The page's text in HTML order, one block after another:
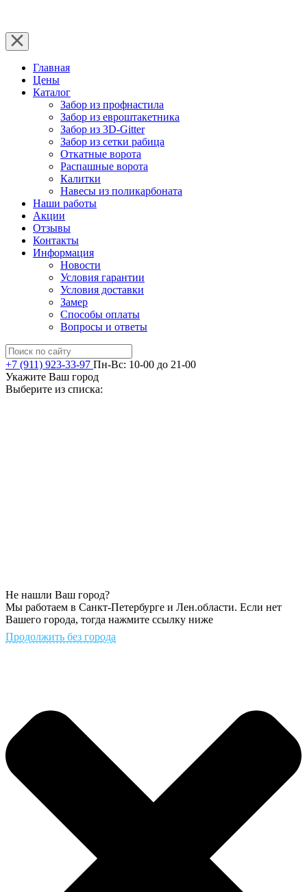
Главная
Цены
Каталог
Забор из профнастила
Забор из евроштакетника
Забор из 3D-Gitter
Забор из сетки рабица
Откатные ворота
Распашные ворота
Калитки
Навесы из поликарбоната
Наши работы
Акции
Отзывы
Контакты
Информация
Новости
Условия гарантии
Условия доставки
Замер
Способы оплаты
Вопросы и ответы
+7 (911) 923-33-97 Пн-Вс: 10-00 до 21-00
Укажите Ваш город
Выберите из списка:
Не нашли Ваш город?
Мы работаем в Санкт-Петербурге и Лен.области. Если нет
Вашего города, тогда нажмите ссылку ниже
Продолжить без города